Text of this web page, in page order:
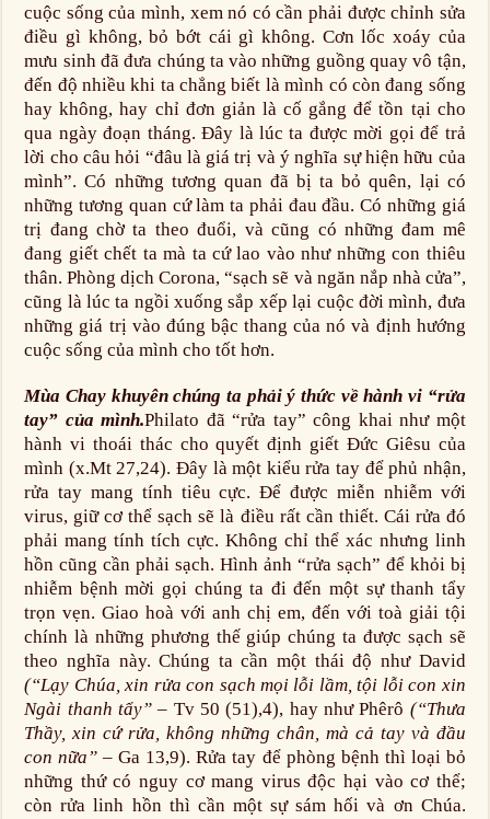
cuộc sống của mình, xem nó có cần phải được chỉnh sửa
điều gì không, bỏ bớt cái gì không. Cơn lốc xoáy của
mưu sinh đã đưa chúng ta vào những guồng quay vô tận,
đến độ nhiều khi ta chẳng biết là mình có còn đang sống
hay không, hay chỉ đơn giản là cố gắng để tồn tại cho
qua ngày đoạn tháng. Đây là lúc ta được mời gọi để trả
lời cho câu hỏi “đâu là giá trị và ý nghĩa sự hiện hữu của
mình”. Có những tương quan đã bị ta bỏ quên, lại có
những tương quan cứ làm ta phải đau đầu. Có những giá
trị đang chờ ta theo đuổi, và cũng có những đam mê
đang giết chết ta mà ta cứ lao vào như những con thiêu
thân. Phòng dịch Corona, “sạch sẽ và ngăn nắp nhà cửa”,
cũng là lúc ta ngồi xuống sắp xếp lại cuộc đời mình, đưa
những giá trị vào đúng bậc thang của nó và định hướng
cuộc sống của mình cho tốt hơn.
Mùa Chay khuyên chúng ta phải ý thức về hành vi “rửa
tay” của mình.Philato đã “rửa tay” công khai như một
hành vi thoái thác cho quyết định giết Đức Giêsu của
mình (x.Mt 27,24). Đây là một kiểu rửa tay để phủ nhận,
rửa tay mang tính tiêu cực. Để được miễn nhiễm với
virus, giữ cơ thể sạch sẽ là điều rất cần thiết. Cái rửa đó
phải mang tính tích cực. Không chỉ thể xác nhưng linh
hồn cũng cần phải sạch. Hình ảnh “rửa sạch” để khỏi bị
nhiễm bệnh mời gọi chúng ta đi đến một sự thanh tẩy
trọn vẹn. Giao hoà với anh chị em, đến với toà giải tội
chính là những phương thế giúp chúng ta được sạch sẽ
theo nghĩa này. Chúng ta cần một thái độ như David
(“Lạy Chúa, xin rửa con sạch mọi lỗi lầm, tội lỗi con xin
Ngài thanh tẩy”– Tv 50 (51),4), hay như Phêrô (“Thưa
Thầy, xin cứ rửa, không những chân, mà cả tay và đầu
con nữa” – Ga 13,9). Rửa tay để phòng bệnh thì loại bỏ
những thứ có nguy cơ mang virus độc hại vào cơ thể;
còn rửa linh hồn thì cần một sự sám hối và ơn Chúa.